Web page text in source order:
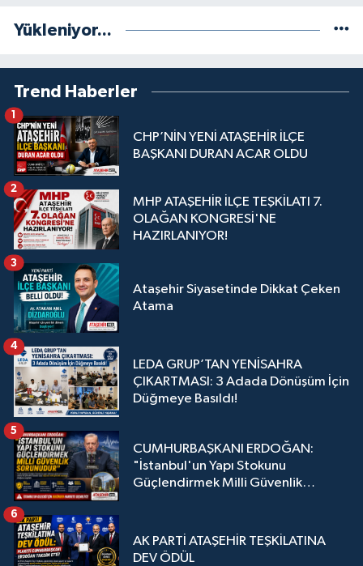
Yükleniyor...
Trend Haberler
CHP’NİN YENİ ATAŞEHİR İLÇE
BAŞKANI DURAN ACAR OLDU
1
MHP ATAŞEHİR İLÇE TEŞKİLATI 7.
OLAĞAN KONGRESİ'NE
HAZIRLANIYOR!
2
Ataşehir Siyasetinde Dikkat Çeken
Atama
3
LEDA GRUP’TAN YENİSAHRA
ÇIKARTMASI: 3 Adada Dönüşüm İçin
Düğmeye Basıldı!
4
CUMHURBAŞKANI ERDOĞAN:
"İstanbul'un Yapı Stokunu
Güçlendirmek Milli Güvenlik
5
AK PARTİ ATAŞEHİR TEŞKİLATINA
DEV ÖDÜL
6